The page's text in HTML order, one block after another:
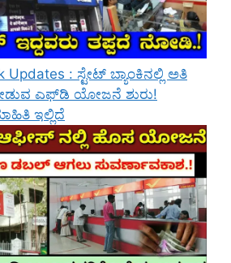
Updates : ಸ್ಟೇಟ್ ಬ್ಯಾಂಕಿನಲ್ಲಿ ಅತಿ
ಎಫ್‌ಡಿ ಯೋಜನೆ ಶುರು!
ಇಲ್ಲಿದೆ